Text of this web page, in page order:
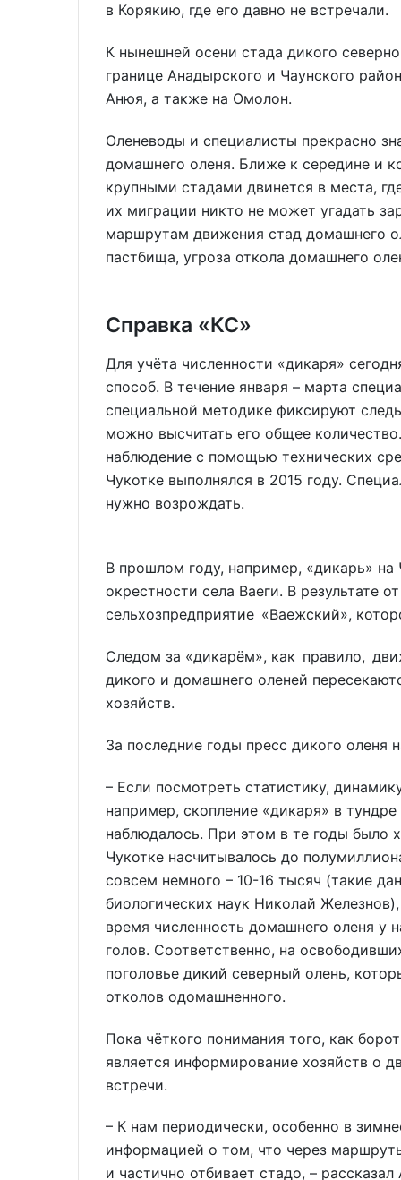
в Корякию, где его давно не встречали.
К нынешней осени стада дикого
границе Анадырского и Чаунского
Анюя, а также на Омолон.
Оленеводы и специалисты прекрасно
домашнего оленя. Ближе к середине и
крупными стадами двинется в места,
их миграции никто не может угадать
маршрутам движения стад домашнего
пастбища, угроза откола домашнего
Справка «КС»
Для учёта численности «дикаря»
способ. В течение января – марта
специальной методике фиксируют
можно высчитать его общее
наблюдение с помощью технических
Чукотке выполнялся в 2015 году.
нужно возрождать.
В прошлом году, например, «дикарь»
окрестности села Ваеги. В результате
сельхозпредприятие «Ваежский»,
Следом за «дикарём», как правило,
дикого и домашнего оленей
хозяйств.
За последние годы пресс дикого оленя
– Если посмотреть статистику,
например, скопление «дикаря» в
наблюдалось. При этом в те годы было
Чукотке насчитывалось до
совсем немного – 10-16 тысяч (такие
биологических наук Николай
время численность домашнего оленя у
голов. Соответственно, на
поголовье дикий северный олень,
отколов одомашненного.
Пока чёткого понимания того, как
является информирование хозяйств о
встречи.
– К нам периодически, особенно в
информацией о том, что через
и частично отбивает стадо, –